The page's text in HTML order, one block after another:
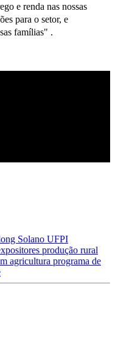
e renda nas nossas
para o setor, e
famílias" .
Solano UFPI
produção rural
agricultura programa de